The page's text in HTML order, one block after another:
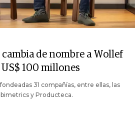
de nombre a Wollef
100 millones
31 compañías, entre ellas, las
y Producteca.